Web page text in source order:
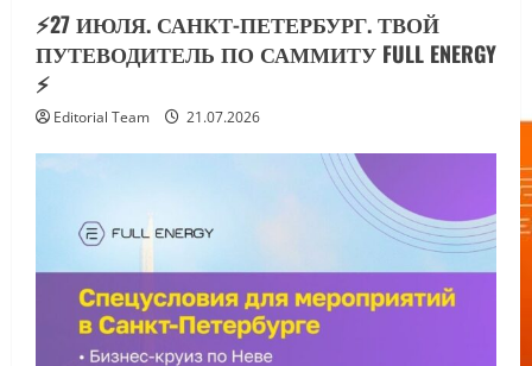
⚡️27 ИЮЛЯ. САНКТ-ПЕТЕРБУРГ. ТВОЙ
ПУТЕВОДИТЕЛЬ ПО САММИТУ FULL ENERGY
⚡️
Editorial Team 21.07.2026